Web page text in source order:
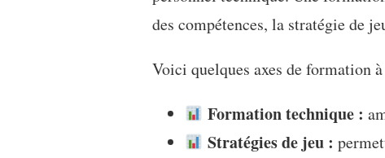
des compétences, la stratégie de
Voici quelques axes de formation
Formation technique :
Stratégies de jeu :